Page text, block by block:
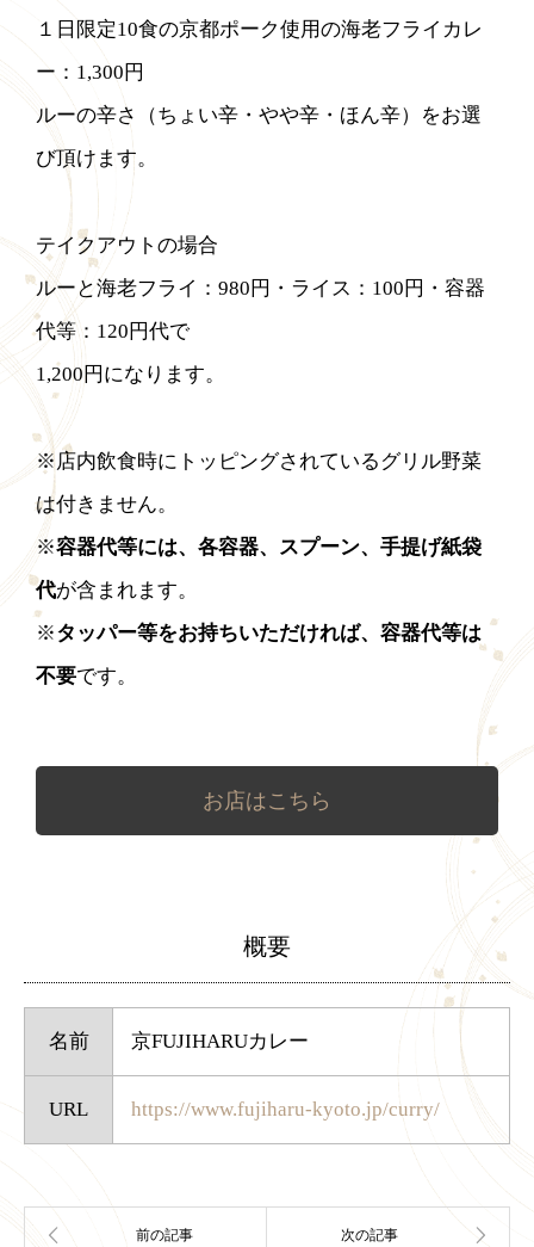
１日限定10食の京都ポーク使用の海老フライカレ
ー：1,300円
ルーの辛さ（ちょい辛・やや辛・ほん辛）をお選
び頂けます。
テイクアウトの場合
ルーと海老フライ：980円・ライス：100円・容器
代等：120円代で
1,200円になります。
※店内飲食時にトッピングされているグリル野菜
は付きません。
※容器代等には、各容器、スプーン、手提げ紙袋
代が含まれます。
※タッパー等をお持ちいただければ、容器代等は
不要です。
お店はこちら
概要
名前 京FUJIHARUカレー
URL https://www.fujiharu-kyoto.jp/curry/